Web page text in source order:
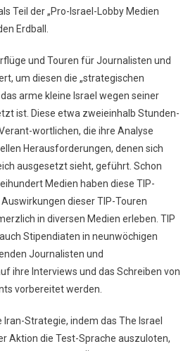
Teil der „Pro-Israel-Lobby Medien
Erdball.
und Touren für Journalisten und
um diesen die „strategischen
arme kleine Israel wegen seiner
ist. Diese etwa zweieinhalb Stunden-
wortlichen, die ihre Analyse
Herausforderungen, denen sich
ausgesetzt sieht, geführt. Schon
Medien haben diese TIP-
dieser TIP-Touren
in diversen Medien erleben. TIP
Stipendiaten in neunwöchigen
Journalisten und
ihre Interviews und das Schreiben von
vorbereitet werden.
Iran-Strategie, indem das The Israel
Aktion die Test-Sprache auszuloten,